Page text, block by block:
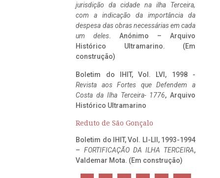
jurisdição da cidade na ilha Terceira,
com a indicação da importância da
despesa das obras necessárias em cada
um deles. Anónimo – Arquivo
Histórico Ultramarino. (Em
construção)
Boletim do IHIT, Vol. LVI, 1998 -
Revista aos Fortes que Defendem a
Costa da Ilha Terceira- 1776, Arquivo
Histórico Ultramarino
Reduto de São Gonçalo
Boletim do IHIT, Vol. LI-LII, 1993-1994
– FORTIFICAÇÃO DA ILHA TERCEIRA,
Valdemar Mota. (Em construção)